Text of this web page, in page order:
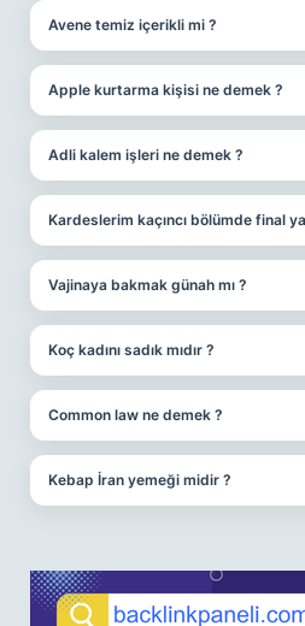
Avene temiz içerikli mi ?
Apple kurtarma kişisi ne demek ?
Adli kalem işleri ne demek ?
Kardeslerim kaçıncı bölümde final
Vajinaya bakmak günah mı ?
Koç kadını sadık mıdır ?
Common law ne demek ?
Kebap İran yemeği midir ?